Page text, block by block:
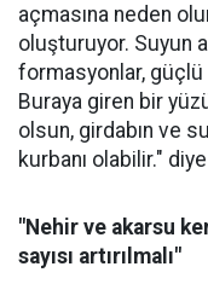
açmasına neden
oluşturuyor. Suyun
formasyonlar,
Buraya giren bir
olsun, girdabın ve
kurbanı olabilir."
"Nehir ve akarsu
sayısı artırılmalı"